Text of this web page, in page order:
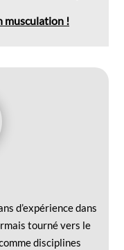
musculation !
d’expérience dans
tourné vers le
disciplines